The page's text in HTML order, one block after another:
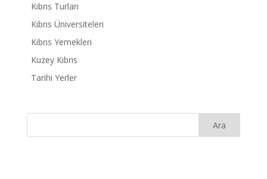
Kıbrıs Turları
Kıbrıs Üniversiteleri
Kıbrıs Yemekleri
Kuzey Kıbrıs
Tarihi Yerler